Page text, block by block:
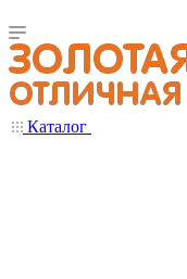
Каталог